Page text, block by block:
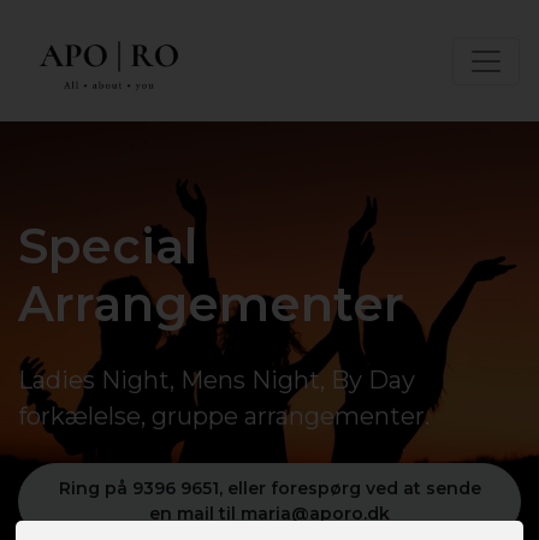
Special
Arrangementer
Ladies Night, Mens Night, By Day
forkælelse, gruppe arrangementer.
Ring på 9396 9651, eller forespørg ved at sende
en mail til maria@aporo.dk